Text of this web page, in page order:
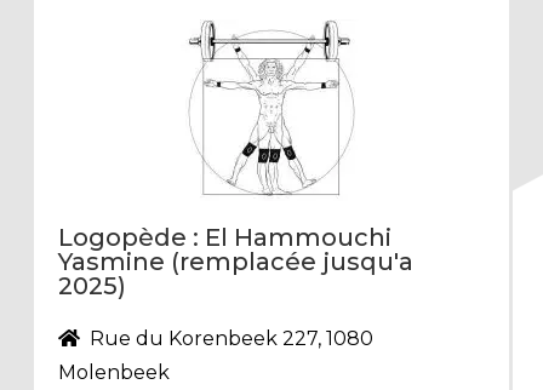
Logopède : El Hammouchi
Yasmine (remplacée jusqu'a
2025)
Rue du Korenbeek 227, 1080
Molenbeek